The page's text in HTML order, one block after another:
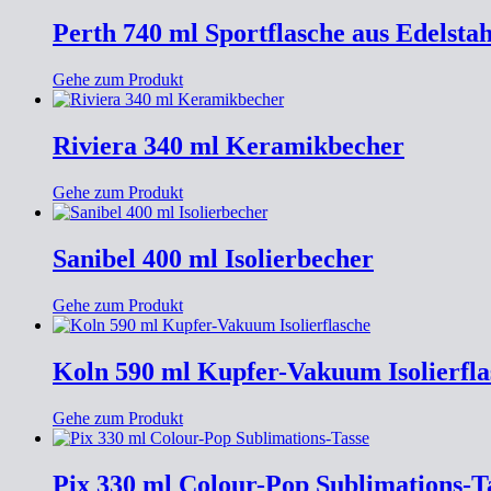
Perth 740 ml Sportflasche aus
Gehe zum Produkt
Riviera 340 ml Keramikbecher
Gehe zum Produkt
Sanibel 400 ml Isolierbecher
Gehe zum Produkt
Koln 590 ml Kupfer-Vakuum
Gehe zum Produkt
Pix 330 ml Colour-Pop Sublimations-